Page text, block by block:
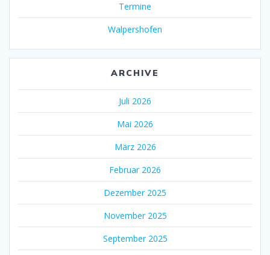
Termine
Walpershofen
ARCHIVE
Juli 2026
Mai 2026
März 2026
Februar 2026
Dezember 2025
November 2025
September 2025